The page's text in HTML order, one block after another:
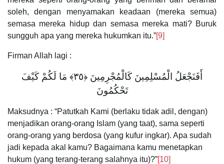
soleh, dengan menyamakan keadaan (mereka semua)
semasa mereka hidup dan semasa mereka mati? Buruk
sungguh apa yang mereka hukumkan itu.”[9]
Firman Allah lagi :
أَفَنَجْعَلُ الْمُسْلِمِينَ كَالْمُجْرِمِينَ ﴿٣٥﴾ مَا لَكُمْ كَيْفَ
تَحْكُمُونَ
Maksudnya : “Patutkah Kami (berlaku tidak adil, dengan)
menjadikan orang-orang Islam (yang taat), sama seperti
orang-orang yang berdosa (yang kufur ingkar). Apa sudah
jadi kepada akal kamu? Bagaimana kamu menetapkan
hukum (yang terang-terang salahnya itu)?”[10]